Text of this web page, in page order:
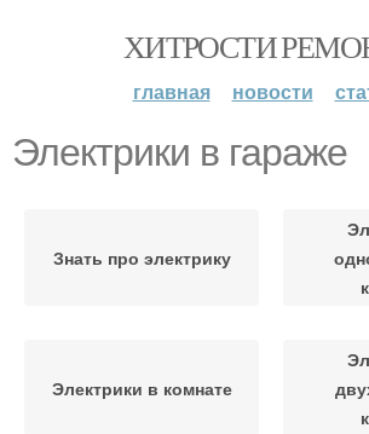
ХИТРОСТИ
главная новости
Электрики в гараже
Знать про электрику
Электрики в комнате